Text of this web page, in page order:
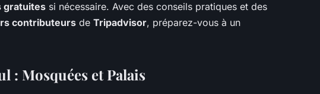
gratuites si nécessaire. Avec des conseils pratiques et des
contributeurs de Tripadvisor, préparez-vous à un
: Mosquées et Palais